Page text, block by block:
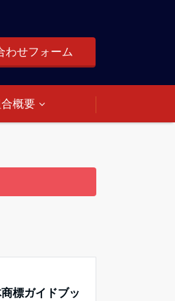
わせフォーム
概要
標ガイドブッ